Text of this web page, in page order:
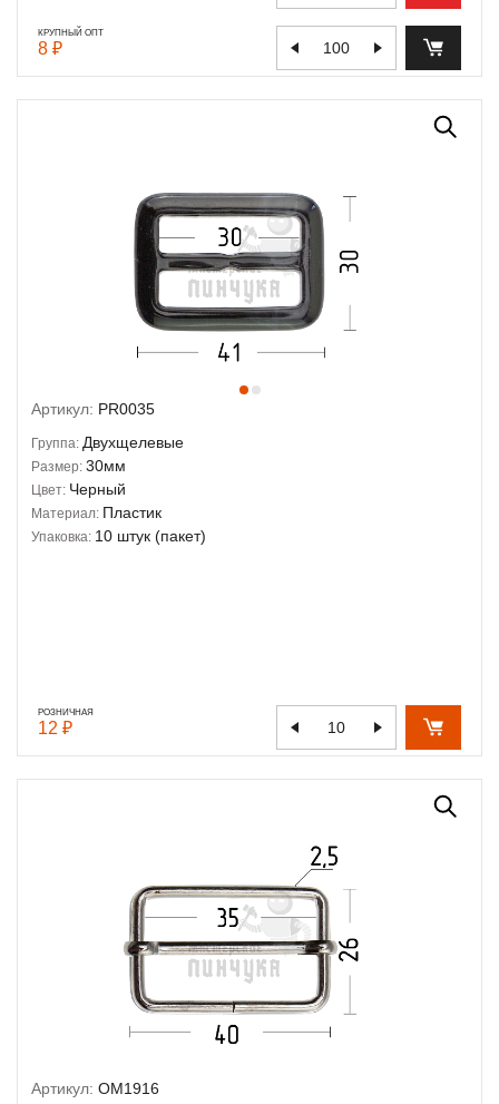
КРУПНЫЙ ОПТ
8 ₽
Артикул: PR0035
Группа: Двухщелевые
Размер: 30мм
Цвет: Черный
Материал: Пластик
Упаковка: 10 штук (пакет)
РОЗНИЧНАЯ
12 ₽
Артикул: OM1916